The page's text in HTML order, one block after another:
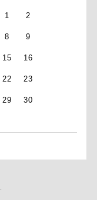
1 2
8 9
15 16
22 23
29 30